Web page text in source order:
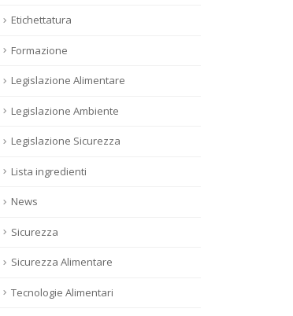
Etichettatura
Formazione
Legislazione Alimentare
Legislazione Ambiente
Legislazione Sicurezza
Lista ingredienti
News
Sicurezza
Sicurezza Alimentare
Tecnologie Alimentari